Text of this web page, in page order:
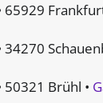
65929
34270
50321 Brühl •